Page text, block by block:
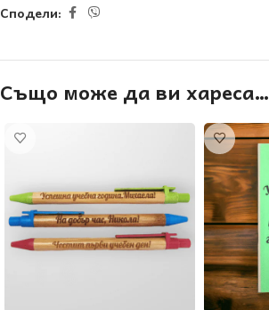
Сподели:
Също може да ви хареса…